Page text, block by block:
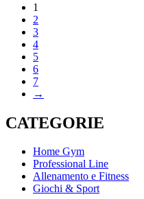
1
2
3
4
5
6
7
→
CATEGORIE
Home Gym
Professional Line
Allenamento e Fitness
Giochi & Sport